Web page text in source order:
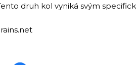
druh kol vyniká svým